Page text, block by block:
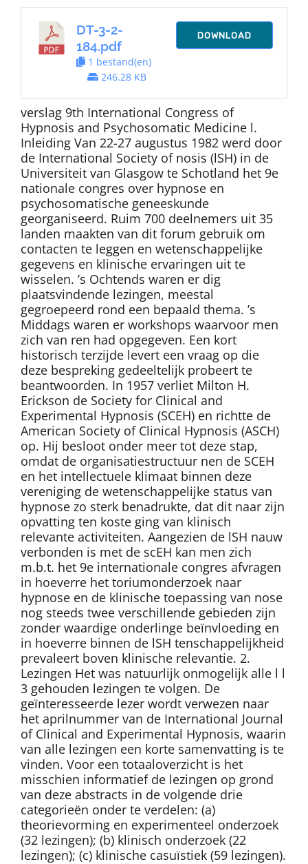
Contact
DT-3-2-
184.pdf
1 bestand(en)
246.28 KB
DOWNLOAD
verslag 9th International Congress of
Hypnosis and Psychosomatic Medicine l.
Inleiding Van 22-27 augustus 1982 werd door
de International Society of nosis (lSH) in de
Universiteit van Glasgow te Schotland het 9e
nationale congres over hypnose en
psychosomatische geneeskunde
georganiseerd. Ruim 700 deelnemers uit 35
landen maakten van dit forum gebruik om
contacten te leggen en wetenschappelijke
gegevens en klinische ervaringen uit te
wisselen. ’s Ochtends waren er dig
plaatsvindende lezingen, meestal
gegroepeerd rond een bepaald thema. ’s
Middags waren er workshops waarvoor men
zich van ren had opgegeven. Een kort
historisch terzijde levert een vraag op die
deze bespreking gedeeltelijk probeert te
beantwoorden. In 1957 verliet Milton H.
Erickson de Society for Clinical and
Experimental Hypnosis (SCEH) en richtte de
American Society of Clinical Hypnosis (ASCH)
op. Hij besloot onder meer tot deze stap,
omdat de organisatiestructuur nen de SCEH
en het intellectuele klimaat binnen deze
vereniging de wetenschappelijke status van
hypnose zo sterk benadrukte, dat dit naar zijn
opvatting ten koste ging van klinisch
relevante activiteiten. Aangezien de lSH nauw
verbonden is met de scEH kan men zich
m.b.t. het 9e internationale congres afvragen
in hoeverre het toriumonderzoek naar
hypnose en de klinische toepassing van nose
nog steeds twee verschillende gebieden zijn
zonder waardige onderlinge beïnvloeding en
in hoeverre binnen de lSH tenschappelijkheid
prevaleert boven klinische relevantie. 2.
Lezingen Het was natuurlijk onmogelijk alle l l
3 gehouden lezingen te volgen. De
geïnteresseerde lezer wordt verwezen naar
het aprilnummer van de International Journal
of Clinical and Experimental Hypnosis, waarin
van alle lezingen een korte samenvatting is te
vinden. Voor een totaaloverzicht is het
misschien informatief de lezingen op grond
van deze abstracts in de volgende drie
categorieën onder te verdelen: (a)
theorievorming en experimenteel onderzoek
(32 lezingen); (b) klinisch onderzoek (22
lezingen); (c) klinische casuïstiek (59 lezingen).